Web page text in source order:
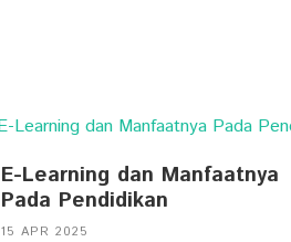
E-Learning dan Manfaatnya
Pada Pendidikan
15 APR 2025